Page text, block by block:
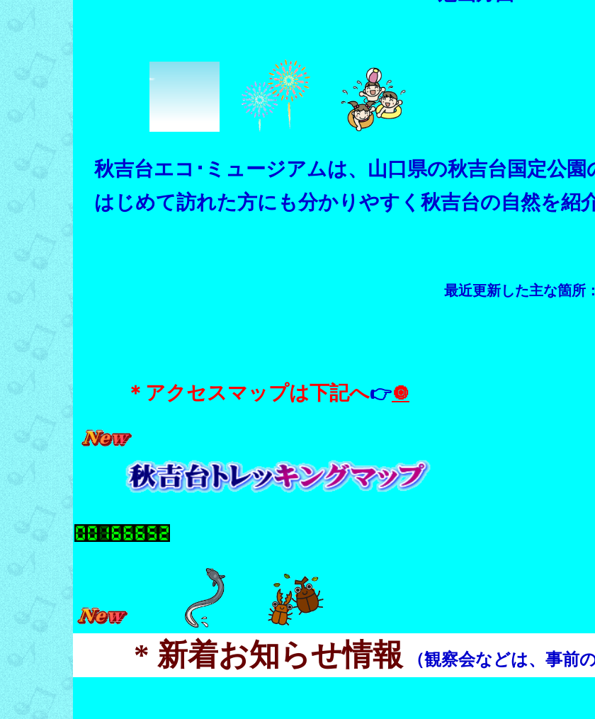
秋吉台エコ･ミュージアムは、山口県の秋吉台国定公
はじめて訪れた方にも分かりやすく秋吉台の自然を紹
最近更新した主な箇所
＊アクセスマップは下記へ👉🔘
* 新着お知らせ情報 （観察会などは、事前